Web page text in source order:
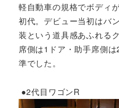
軽自動車の規格でボディ
初代。デビュー当初はバ
装という道具感あふれる
席側は1ドア・助手席側
準でした。
●2代目ワゴンR